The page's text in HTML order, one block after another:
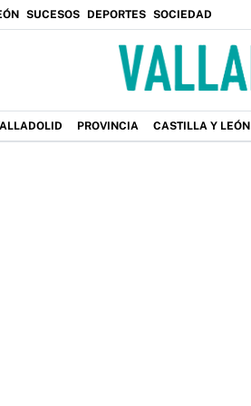
SUCESOS DEPORTES SOCIEDAD
PROVINCIA CASTILLA Y LEÓN